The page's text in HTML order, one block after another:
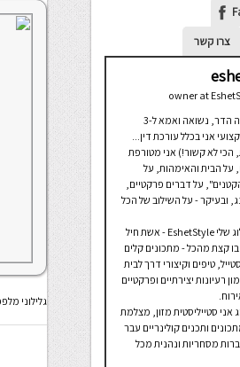
גלילוני
צרו קשר
owner at
הי, אני טליה הדר, נשואה ואמא ל-3
אני בכלל עורכת דין...
הכי לא קשור!) אני מטורפת
על הבית והאימהות, על
על דברים פרקטיים,
ובעיקר - על השילוב של הכל
קראתי לבלוג שלי EshetStyle - אשת חיל
בו קצת מהכל - מתכונים קלים
טיפים וקיצורי דרך לבית
רעיונות יצירתיים ופרקטיים
אני סטייליסטית מזון, מצלמת
ותכנים קולינריים עבר
מסחריות ונהנית מכל